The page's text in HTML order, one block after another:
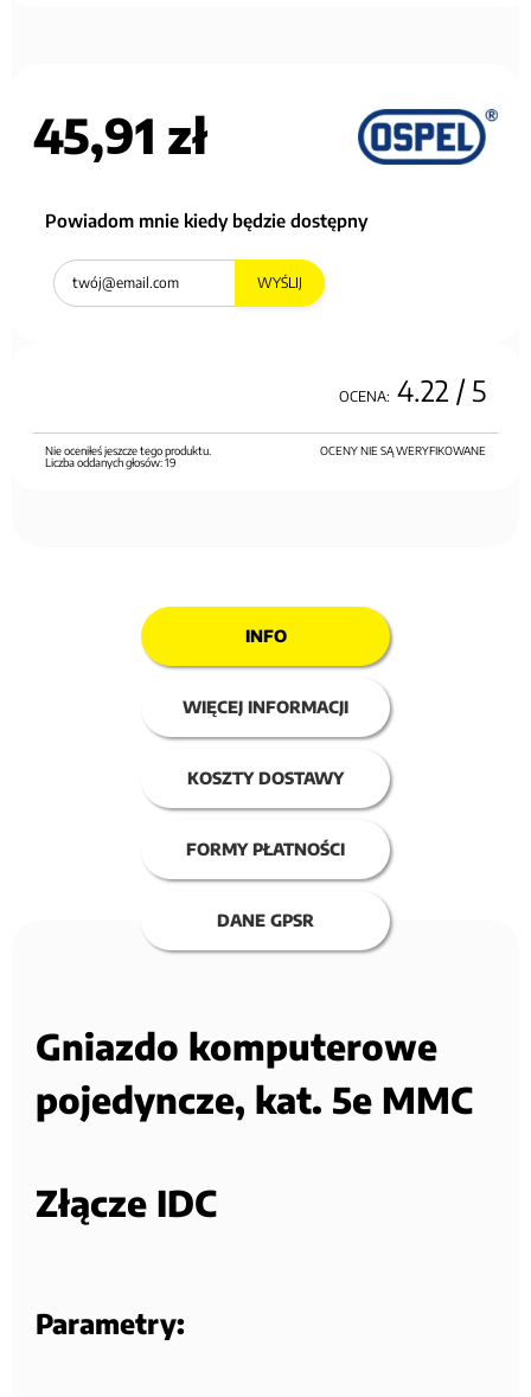
45,91 zł
Powiadom mnie kiedy będzie dostępny
WYŚLIJ
OCENA: 4.22 / 5
OCENY NIE SĄ WERYFIKOWANE
Nie oceniłeś jeszcze tego produktu.
Liczba oddanych głosów:19
INFO
WIĘCEJ INFORMACJI
KOSZTY DOSTAWY
FORMY PŁATNOŚCI
DANE GPSR
Gniazdo komputerowe
pojedyncze, kat. 5e MMC
Złącze IDC
Parametry: